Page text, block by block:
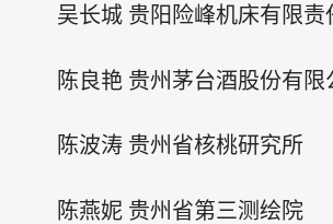
吴长城 贵阳险峰机床有限责
陈良艳 贵州茅台酒股份有限
陈波涛 贵州省核桃研究所
陈燕妮 贵州省第三测绘院